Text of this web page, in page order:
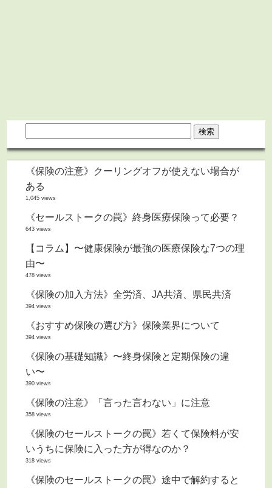
《保険の注意》クーリングオフが使えない場合が
ある
1,045 views
《セールストークの罠》終身医療保険って必要？
643 views
【コラム】〜健康保険が最強の医療保険な7つの理
由〜
478 views
《保険の加入方法》全労済、JA共済、県民共済
394 views
《おすすめ保険の選び方》保険業界について
394 views
《保険の基礎知識》〜終身保険と定期保険の違
い〜
390 views
《保険の注意》「言った言わない」に注意
358 views
《保険のセールストークの罠》若くて保険料が安
いうちに保険に入った方が得なのか？
318 views
《保険のセールストークの罠》途中で解約すると